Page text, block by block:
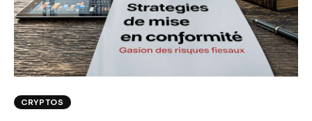
Climate
Markets
Tech
CRYPTOS